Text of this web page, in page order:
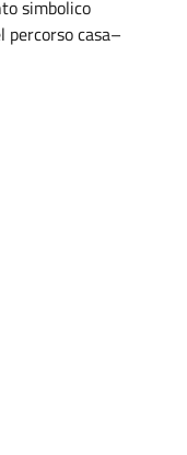
simbolico
casa–